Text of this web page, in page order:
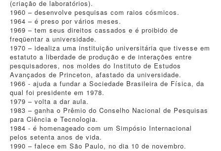
(criação de laboratórios).
1960 – desenvolve pesquisas com raios cósmicos.
1964 – é preso por vários meses.
1969 – tem seus direitos cassados e é proibido de
freqüentar a universidade.
1970 – idealiza uma instituição universitária que tivesse em
estatuto a liberdade de produção e de interações entre
pesquisadores, nos moldes do Instituto de Estudos
Avançados de Princeton, afastado da universidade.
1966 - ajuda a fundar a Sociedade Brasileira de Física, da
qual foi presidente em 1978.
1979 – volta a dar aula.
1983 – ganha o Prêmio do Conselho Nacional de Pesquisas
para Ciência e Tecnologia.
1984 - é homenageado com um Simpósio Internacional
pelos setenta anos de vida.
1990 – falece em São Paulo, no dia 10 de novembro.